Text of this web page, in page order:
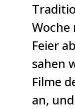
Woche
Feier
sahen
Filme
an,